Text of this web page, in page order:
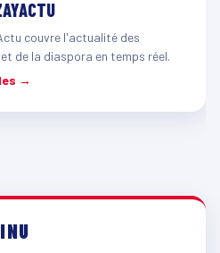
couvre l'actualité des
de la diaspora en temps réel.
→